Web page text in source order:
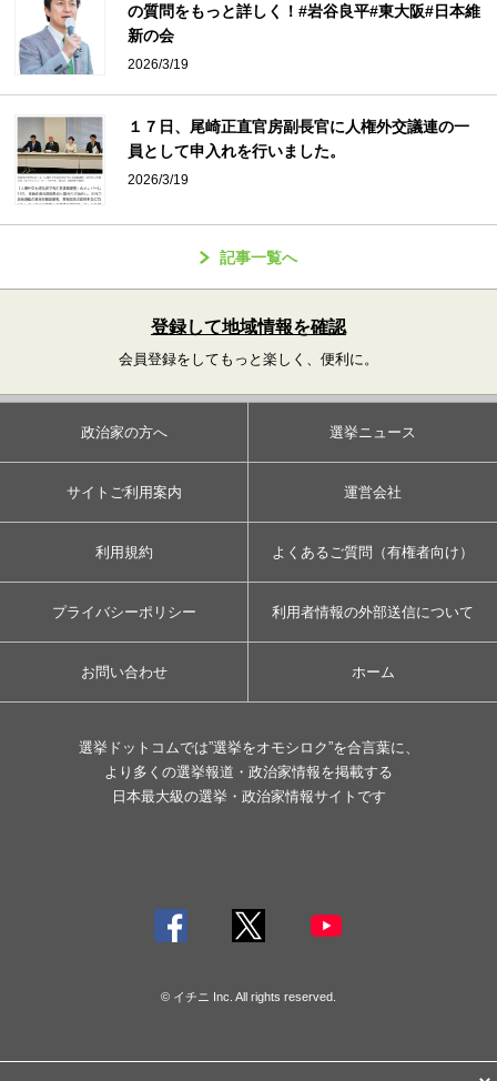
の質問をもっと詳しく！#岩谷良平#東大阪#日本維
新の会
2026/3/19
１７日、尾崎正直官房副長官に人権外交議連の一
員として申入れを行いました。
2026/3/19
記事一覧へ
登録して地域情報を確認
会員登録をしてもっと楽しく、便利に。
政治家の方へ 選挙ニュース
サイトご利用案内 運営会社
利用規約 よくあるご質問（有権者向け）
プライバシーポリシー 利用者情報の外部送信について
お問い合わせ ホーム
選挙ドットコムでは”選挙をオモシロク”を合言葉に、
より多くの選挙報道・政治家情報を掲載する
日本最大級の選挙・政治家情報サイトです
© イチニ Inc. All rights reserved.